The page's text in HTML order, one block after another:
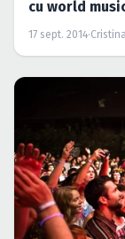
cu world
17 sept. 2014·